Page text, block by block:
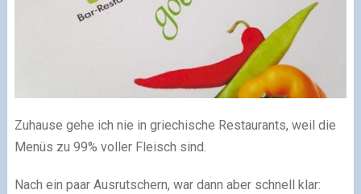
Zuhause gehe ich nie in griechische Restaurants, weil die
Menüs zu 99% voller Fleisch sind.
Nach ein paar Ausrutschern, war dann aber schnell klar: